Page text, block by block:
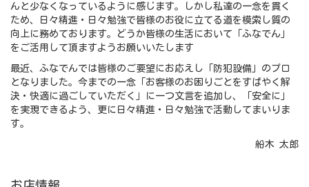
んと少なくなっているように感じます。しかし私達の一念を貫く
ため、日々精進・日々勉強で皆様のお役に立てる道を模索し質の
向上に務めております。どうか皆様の生活において「ふなでん」
をご活用して頂ますようお願いいたします
最近、ふなでんでは皆様のご要望にお応えし「防犯設備」のプロ
となりました。今までの一念「お客様のお困りごとをすばやく解
決・快適に過ごしていただく」に一つ文言を追加し、「安全に」
を実現できるよう、更に日々精進・日々勉強で活動してまいりま
す。
船木 太郎